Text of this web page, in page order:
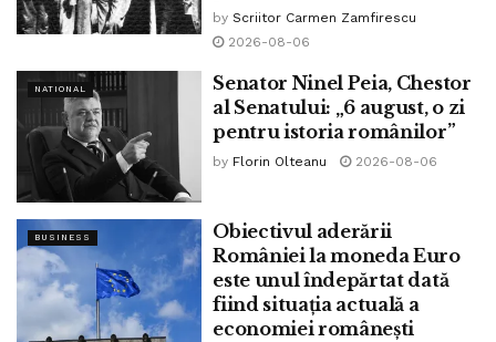
by Scriitor Carmen Zamfirescu
2026-08-06
NATIONAL
Senator Ninel Peia, Chestor
al Senatului: „6 august, o zi
pentru istoria românilor”
by Florin Olteanu 2026-08-06
BUSINESS
Obiectivul aderării
României la moneda Euro
este unul îndepărtat dată
fiind situația actuală a
economiei românești